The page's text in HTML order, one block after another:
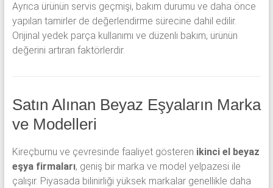
Ayrıca ürünün servis geçmişi, bakım durumu ve daha önce
yapılan tamirler de değerlendirme sürecine dahil edilir.
Orijinal yedek parça kullanımı ve düzenli bakım, ürünün
değerini artıran faktörlerdir.
Satın Alınan Beyaz Eşyaların Marka
ve Modelleri
Kireçburnu ve çevresinde faaliyet gösteren ikinci el beyaz
eşya firmaları, geniş bir marka ve model yelpazesi ile
çalışır. Piyasada bilinirliği yüksek markalar genellikle daha